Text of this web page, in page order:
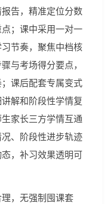
告，精准定位分数
；课中采用一对一
节奏，聚焦中档核
与考场得分要点，
课后配套专属变式
解和阶段性学情复
家长三方学情互通
、阶段性进步轨迹
，补习效果透明可
，无强制囤课套